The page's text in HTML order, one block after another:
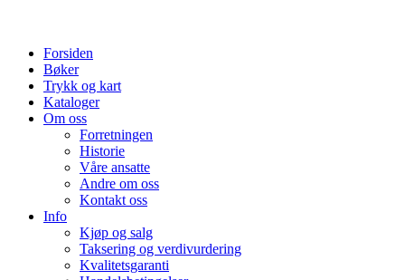
Forsiden
Bøker
Trykk og kart
Kataloger
Om oss
Forretningen
Historie
Våre ansatte
Andre om oss
Kontakt oss
Info
Kjøp og salg
Taksering og verdivurdering
Kvalitetsgaranti